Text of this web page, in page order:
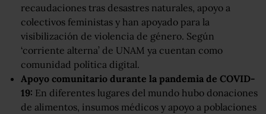
recaudaciones tras desastres naturales, apoyo a
colectivos feministas y han apoyado para la
visibilización de violencia de género. Según
‘corriente alterna’ de UNAM ya cuentan como
comunidad política digital.
Apoyo comunitario durante la pandemia de COVID-
19: En diferentes lugares del mundo hubo donaciones
de alimentos, insumos médicos y apoyo a poblaciones